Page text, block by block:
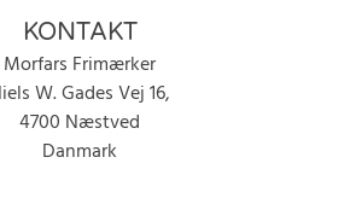
KONTAKT
Morfars Frimærker
W. Gades Vej 16,
4700 Næstved
Danmark